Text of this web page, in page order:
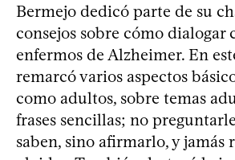
Bermejo dedicó parte de su
consejos sobre cómo dialogar
enfermos de Alzheimer. En
remarcó varios aspectos
como adultos, sobre temas
frases sencillas; no
saben, sino afirmarlo, y jamás